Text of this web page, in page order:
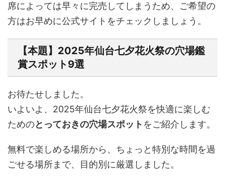
席によっては早々に完売してしまうため、ご希望の
方はお早めに公式サイトをチェックしましょう。
【本題】2025年仙台七夕花火祭の穴場鑑
賞スポット9選
お待たせしました。
いよいよ、2025年仙台七夕花火祭を快適に楽しむ
ためのとっておきの穴場スポット をご紹介します。
無料で楽しめる場所から、ちょっと特別な時間を過
ごせる場所まで、目的別に厳選しました。